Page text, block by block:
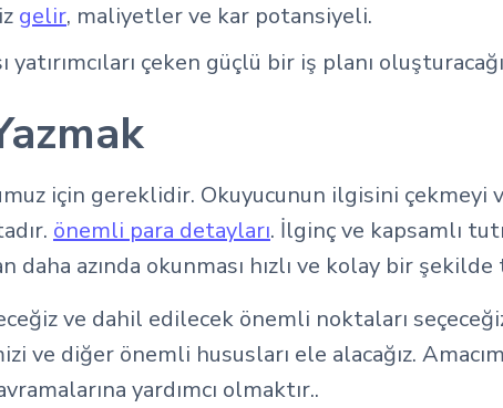
gelir, maliyetler ve kar potansiyeli.
çeken güçlü bir iş planı
için gereklidir. Okuyucunun ilgisini çekmeyi
önemli para detayları. İlginç ve kapsamlı
daha azında okunması hızlı ve kolay bir
ve dahil edilecek önemli noktaları
ve diğer önemli hususları ele alacağız.
yardımcı olmaktır..